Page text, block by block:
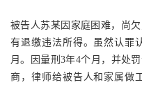
被告人苏某因家庭困难，尚
有退缴违法所得。虽然认罪
月。因量刑3年4个月，并处
商，律师给被告人和家属做